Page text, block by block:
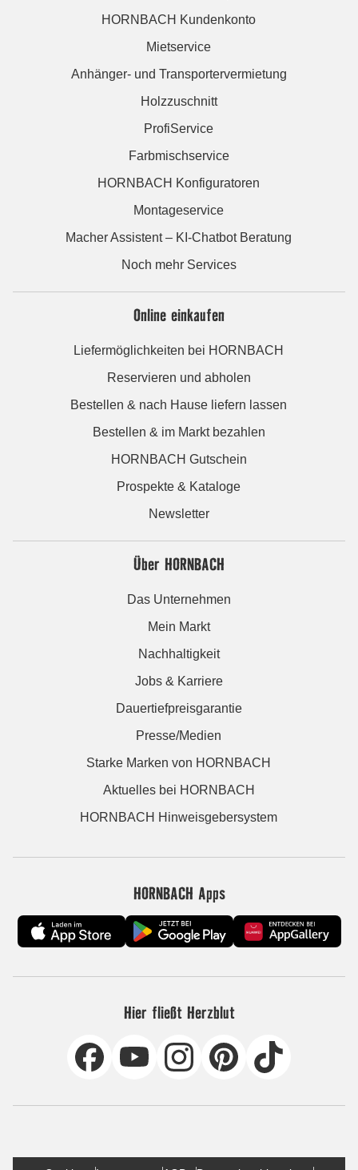
HORNBACH Kundenkonto
Mietservice
Anhänger- und Transportervermietung
Holzzuschnitt
ProfiService
Farbmischservice
HORNBACH Konfiguratoren
Montageservice
Macher Assistent – KI-Chatbot Beratung
Noch mehr Services
Online einkaufen
Liefermöglichkeiten bei HORNBACH
Reservieren und abholen
Bestellen & nach Hause liefern lassen
Bestellen & im Markt bezahlen
HORNBACH Gutschein
Prospekte & Kataloge
Newsletter
Über HORNBACH
Das Unternehmen
Mein Markt
Nachhaltigkeit
Jobs & Karriere
Dauertiefpreisgarantie
Presse/Medien
Starke Marken von HORNBACH
Aktuelles bei HORNBACH
HORNBACH Hinweisgebersystem
HORNBACH Apps
Hier fließt Herzblut